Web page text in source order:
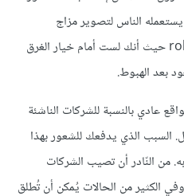
الناس لتصوير مزاج
الشركات الناشئة هو roller coaster حيث أنك لست أمام خيار الغرق
بعد الهبوط.
عادي بالنسبة للشركات الناشئة
السبب الذي يدفعك للشعور بهذا
من النّادر أن تصيب الشركات
وفي الكثير من الحالات يُمكن أن تُطلق